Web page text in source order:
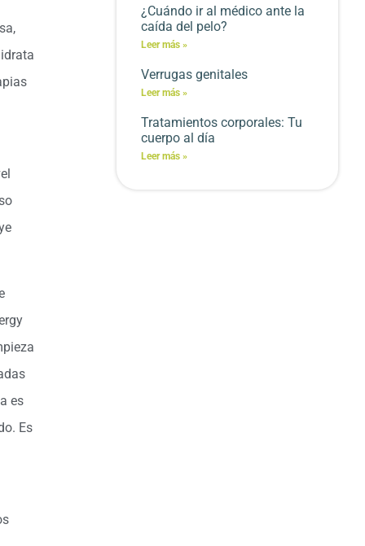
es
Es
¿Cuándo ir al médico ante la
caída del pelo?
Leer más »
Verrugas genitales
Leer más »
Tratamientos corporales: Tu
cuerpo al día
Leer más »